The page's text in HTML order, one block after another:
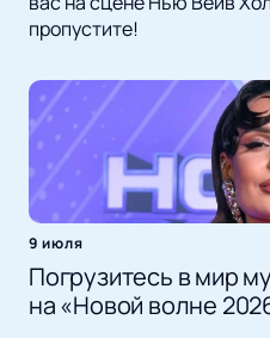
пропустите!
9 июля
Погрузитесь в мир
на «Новой волне